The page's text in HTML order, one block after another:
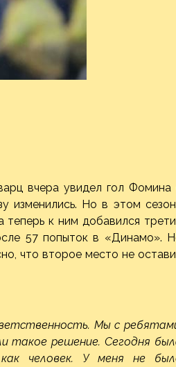
вчера увидел гол Фомина
изменились. Но в этом
к ним добавился
57 попыток в «Динамо».
что второе место не
Мы с
такое решение. Сегодня
человек. У меня не